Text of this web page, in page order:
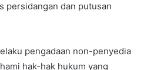
persidangan dan putusan
pengadaan non-penyedia
hak-hak hukum yang